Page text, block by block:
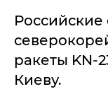
ракеты KN-
Киеву.